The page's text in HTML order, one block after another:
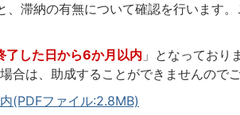
滞納の有無について確認を行います。
了した日から6か月以内 」となっており
合は、助成することができませんのでご
(PDFファイル:2.8MB)